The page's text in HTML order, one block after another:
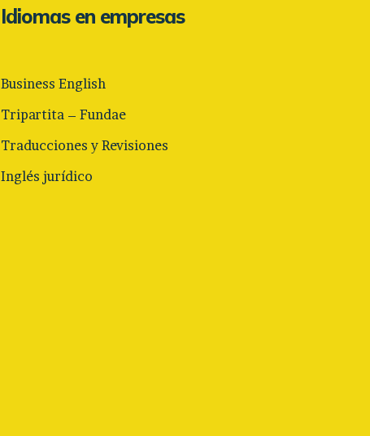
Idiomas en empresas
Business English
Tripartita – Fundae
Traducciones y Revisiones
Inglés jurídico